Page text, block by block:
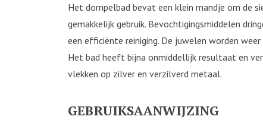
Het dompelbad bevat een klein mandje om de
gemakkelijk gebruik. Bevochtigingsmiddelen
een efficiënte reiniging. De juwelen worden
Het bad heeft bijna onmiddellijk resultaat en
vlekken op zilver en verzilverd metaal.
GEBRUIKSAANWIJZING